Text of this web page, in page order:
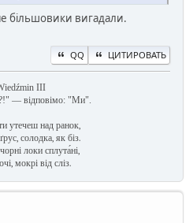
більшовики вигадали.
QQ ЦИТИРОВАТЬ
III
— відповімо: "Ми".
утечеш над ранок,
солодка, як біз.
локи сплута́ні,
мокрі від сліз.